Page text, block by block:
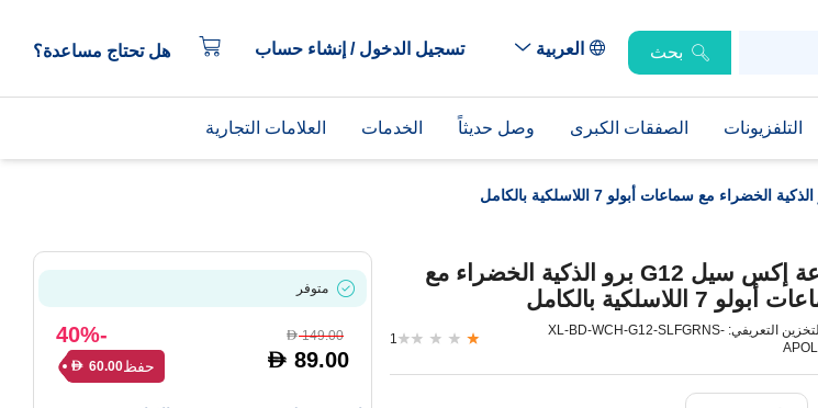
بحث العربية تسجيل الدخول / إنشاء حساب هل تحتاج مساعدة؟
التلفزيونات الصفقات الكبرى وصل حديثاً الخدمات العلامات التجارية
ساعة إكس سيل G12 برو الذكية الخضراء مع
7 اللاسلكية بالكامل
رمز التخزين التعريفي: XL-BD-WCH-G12-SLFGRNS-
1
متوفر
D149.00
D 89.00
-40%
حفظ D 60.00